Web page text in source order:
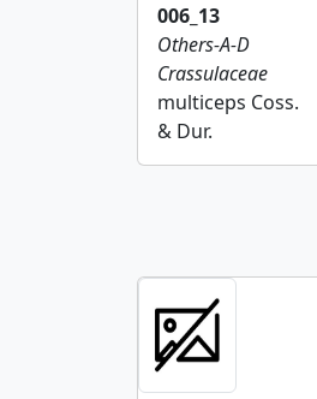
006_13
Others-A-D
Crassulaceae
multiceps Coss.
& Dur.